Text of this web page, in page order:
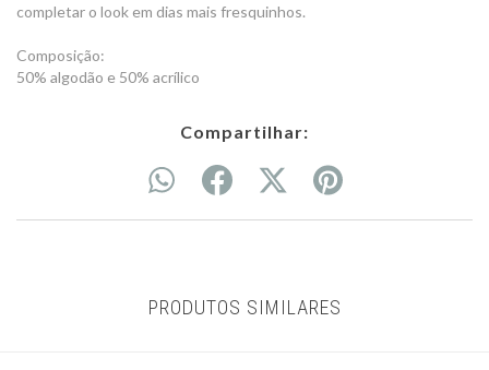
completar o look em dias mais fresquinhos.
Composição:
50% algodão e 50% acrílico
Compartilhar:
PRODUTOS SIMILARES